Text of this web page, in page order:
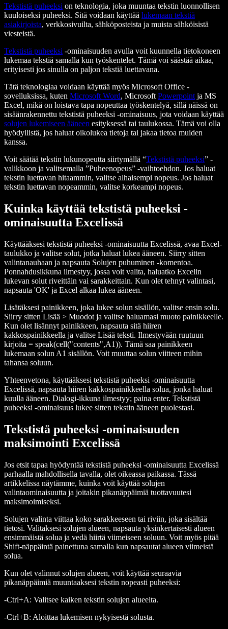
Tekstistä puheeksi on teknologia, joka muuntaa tekstin luonnollisen
kuuloiseksi puheeksi. Sitä voidaan käyttää lukemaan tekstiä
asiakirjoista, verkkosivuilta, sähköposteista ja muista sähköisistä
viesteistä.
Tekstistä puheeksi -ominaisuuden avulla voit kuunnella tietokoneen
lukemaa tekstiä samalla kun työskentelet. Tämä voi säästää aikaa,
erityisesti jos sinulla on paljon tekstiä luettavana.
Tätä teknologiaa voidaan käyttää myös Microsoft Office -
sovelluksissa, kuten Microsoft Word, Microsoft Powerpoint ja MS
Excel, mikä on loistava tapa nopeuttaa työskentelyä, sillä näissä on
sisäänrakennettu tekstistä puheeksi -ominaisuus, jota voidaan käyttää
solujen lukemiseen ääneen esityksessä tai taulukossa. Tämä voi olla
hyödyllistä, jos haluat oikolukea tietoja tai jakaa tietoa muiden
kanssa.
Voit säätää tekstin lukunopeutta siirtymällä “Tekstistä puheeksi” -
valikkoon ja valitsemalla ”Puheenopeus” -vaihtoehdon. Jos haluat
tekstin luettavan hitaammin, valitse alhaisempi nopeus. Jos haluat
tekstin luettavan nopeammin, valitse korkeampi nopeus.
Kuinka käyttää tekstistä puheeksi -
ominaisuutta Excelissä
Käyttääksesi tekstistä puheeksi -ominaisuutta Excelissä, avaa Excel-
taulukko ja valitse solut, jotka haluat lukea ääneen. Siirry sitten
valintanauhaan ja napsauta Solujen puhuminen -komentoa.
Ponnahdusikkuna ilmestyy, jossa voit valita, haluatko Excelin
lukevan solut riveittäin vai sarakkeittain. Kun olet tehnyt valintasi,
napsauta 'OK' ja Excel alkaa lukea ääneen.
Lisätäksesi painikkeen, joka lukee solun sisällön, valitse ensin solu.
Siirry sitten Lisää > Muodot ja valitse haluamasi muoto painikkeelle.
Kun olet lisännyt painikkeen, napsauta sitä hiiren
kakkospainikkeella ja valitse Lisää teksti. Ilmestyvään ruutuun
kirjoita = speak(cell("contents",A1)). Tämä saa painikkeen
lukemaan solun A1 sisällön. Voit muuttaa solun viitteen mihin
tahansa soluun.
Yhteenvetona, käyttääksesi tekstistä puheeksi -ominaisuutta
Excelissä, napsauta hiiren kakkospainikkeella solua, jonka haluat
kuulla ääneen. Dialogi-ikkuna ilmestyy; paina enter. Tekstistä
puheeksi -ominaisuus lukee sitten tekstin ääneen puolestasi.
Tekstistä puheeksi -ominaisuuden
maksimointi Excelissä
Jos etsit tapaa hyödyntää tekstistä puheeksi -ominaisuutta Excelissä
parhaalla mahdollisella tavalla, olet oikeassa paikassa. Tässä
artikkelissa näytämme, kuinka voit käyttää solujen
valintaominaisuutta ja joitakin pikanäppäimiä tuottavuutesi
maksimoimiseksi.
Solujen valinta viittaa koko sarakkeeseen tai riviin, joka sisältää
tietosi. Valitaksesi solujen alueen, napsauta yksinkertaisesti alueen
ensimmäistä solua ja vedä hiirtä viimeiseen soluun. Voit myös pitää
Shift-näppäintä painettuna samalla kun napsautat alueen viimeistä
solua.
Kun olet valinnut solujen alueen, voit käyttää seuraavia
pikanäppäimiä muuntaaksesi tekstin nopeasti puheeksi:
-Ctrl+A: Valitsee kaiken tekstin solujen alueelta.
-Ctrl+B: Aloittaa lukemisen nykyisestä solusta.